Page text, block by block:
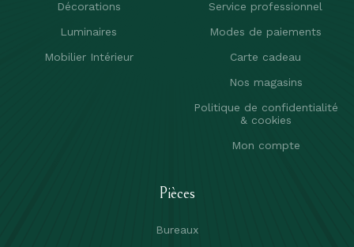
Décorations
Luminaires
Mobilier Intérieur
Service professionnel
Modes de paiements
Carte cadeau
Nos magasins
Politique de confidentialité
& cookies
Mon compte
Pièces
Bureaux